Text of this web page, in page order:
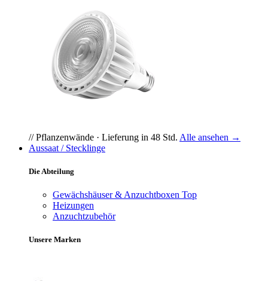
// Pflanzenwände · Lieferung in 48 Std. Alle ansehen →
Aussaat / Stecklinge
Die Abteilung
Gewächshäuser & Anzuchtboxen Top
Heizungen
Anzuchtzubehör
Unsere Marken